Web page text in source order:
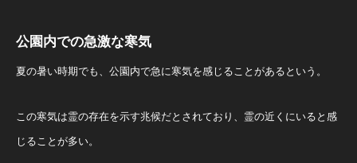
公園内での急激な寒気
夏の暑い時期でも、公園内で急に寒気を感じることがあるという。
この寒気は霊の存在を示す兆候だとされており、霊の近くにいると感
じることが多い。